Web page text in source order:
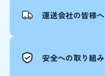
運送会社の皆様へ
安全への取り組み